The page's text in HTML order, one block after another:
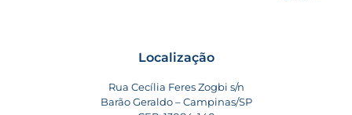
Localização
Rua Cecília Feres Zogbi s/n
Barão Geraldo – Campinas/SP